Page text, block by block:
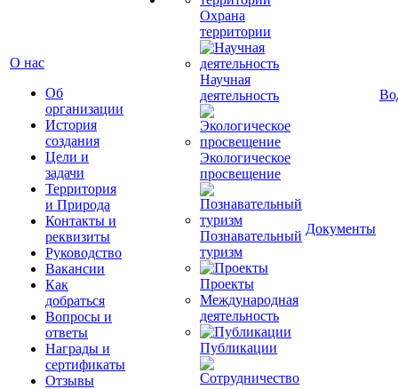
О нас
Об
организации
История
создания
Цели и
задачи
Территория
и Природа
Контакты и
реквизиты
Руководство
Вакансии
Как
добраться
Вопросы и
ответы
Награды и
сертификаты
Отзывы
Охрана
территории
Научная
деятельность
Экологическое
просвещение
Познавательный
туризм
Проекты
Международная
деятельность
Публикации
Документы